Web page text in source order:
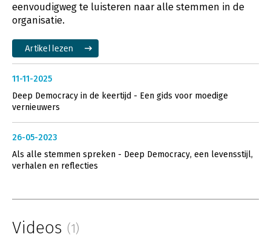
eenvoudigweg te luisteren naar alle stemmen in de
organisatie.
Artikel lezen
11-11-2025
Deep Democracy in de keertijd - Een gids voor moedige
vernieuwers
26-05-2023
Als alle stemmen spreken - Deep Democracy, een levensstijl,
verhalen en reflecties
Videos (1)